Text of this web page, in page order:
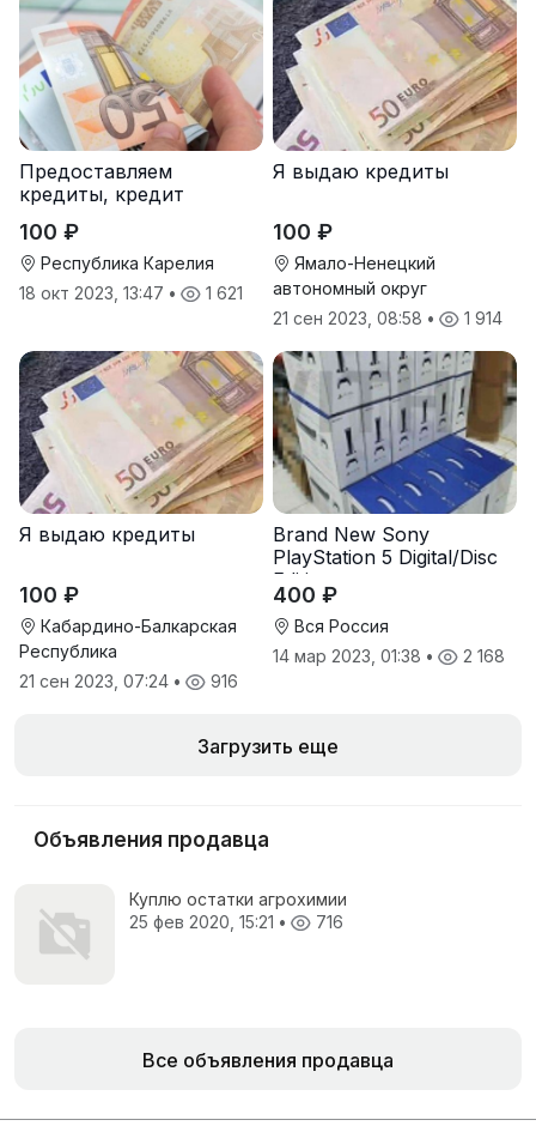
Предоставляем
кредиты, кредит
100 ₽
Республика Карелия
18 окт 2023, 13:47 • 1 621
Я выдаю кредиты
100 ₽
Ямало-Ненецкий
автономный округ
21 сен 2023, 08:58 • 1 914
Я выдаю кредиты
100 ₽
Кабардино-Балкарская
Республика
21 сен 2023, 07:24 • 916
Brand New Sony
PlayStation 5 Digital/Disc
Edition
400 ₽
Вся Россия
14 мар 2023, 01:38 • 2 168
Загрузить еще
Объявления продавца
Куплю остатки агрохимии
25 фев 2020, 15:21 • 716
Все объявления продавца